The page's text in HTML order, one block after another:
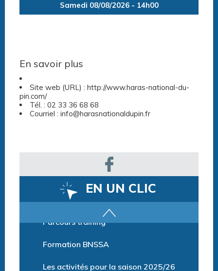
Samedi 08/08/2026 - 14h00
En savoir plus
Site web (URL) : http://www.haras-national-du-
pin.com/
Tél. : 02 33 36 68 68
Courriel : info@harasnationaldupin.fr
EN UN CLIC